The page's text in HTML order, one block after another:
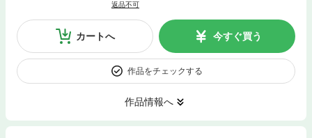
返品不可
カートへ 今すぐ買う
作品をチェックする
作品情報へ